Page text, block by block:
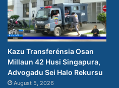
Kazu Transferénsia Osan
Millaun 42 Husi Singapura,
Advogadu Sei Halo Rekursu
August 5, 2026